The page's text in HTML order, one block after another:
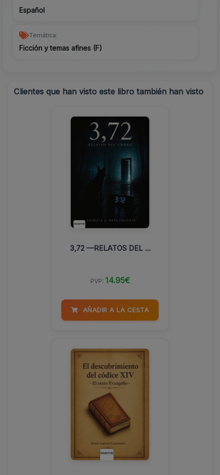
Español
Temática:
Ficción y temas afines (F)
Clientes que han visto este libro también han visto
3,72 —RELATOS DEL ...
PVP: 14.95€
AÑADIR A LA CESTA